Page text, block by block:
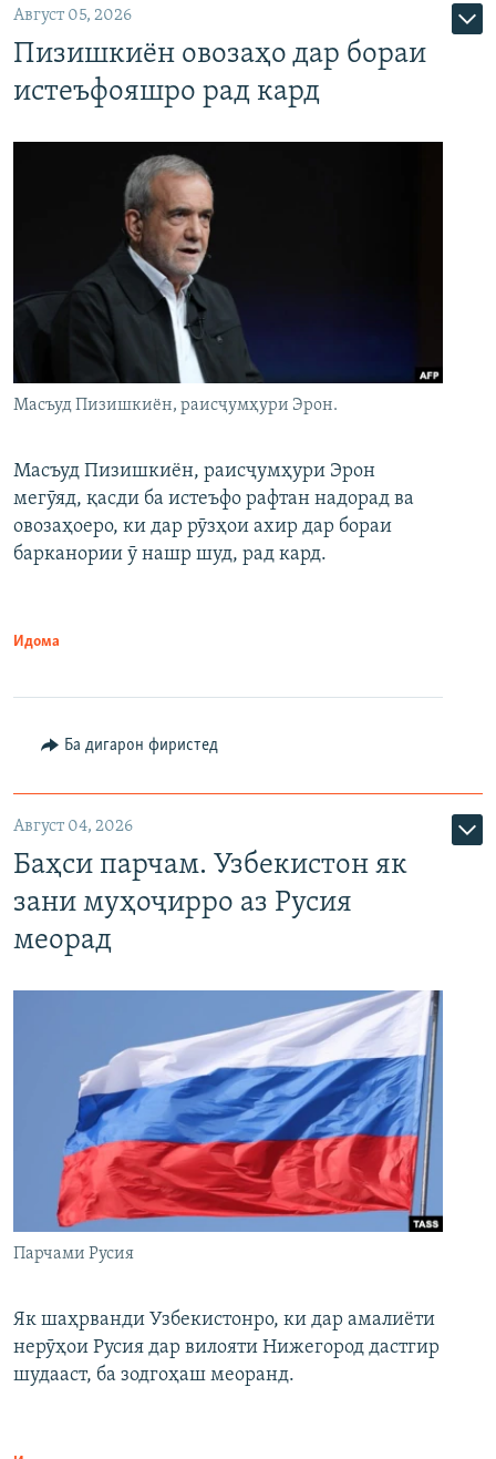
Август 05, 2026
Пизишкиён овозаҳо дар бораи
истеъфояшро рад кард
Масъуд Пизишкиён, раисҷумҳури Эрон.
Масъуд Пизишкиён, раисҷумҳури Эрон
мегӯяд, қасди ба истеъфо рафтан надорад ва
овозаҳоеро, ки дар рӯзҳои ахир дар бораи
барканории ӯ нашр шуд, рад кард.
Идома
Ба дигарон фиристед
Август 04, 2026
Баҳси парчам. Узбекистон як
зани муҳоҷирро аз Русия
меорад
Парчами Русия
Як шаҳрванди Узбекистонро, ки дар амалиёти
нерӯҳои Русия дар вилояти Нижегород дастгир
шудааст, ба зодгоҳаш меоранд.